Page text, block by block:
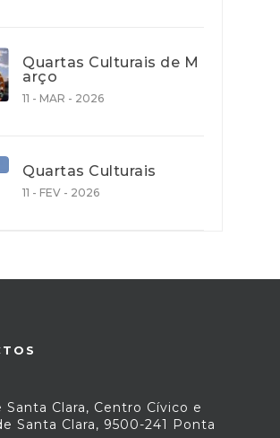
Quartas Culturais de M
arço
11 - MAR - 2026
Quartas Culturais
11 - FEV - 2026
Santa Clara, Centro Cívico e
Santa Clara, 9500-241 Ponta